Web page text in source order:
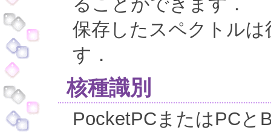
保存したスペクトル
す．
核種識別
PocketPCまたはPCと